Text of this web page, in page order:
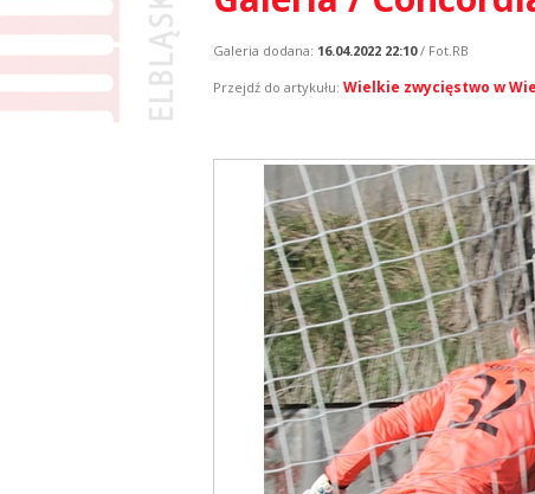
Galeria dodana: 16.04.2022 22:10/ Fot.RB
Przejdź do artykułu: Wielkie zwycięstwo w